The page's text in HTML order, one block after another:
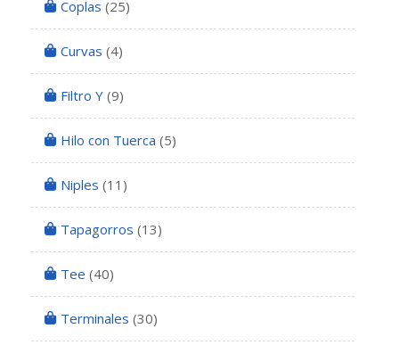
Coplas (25)
Curvas (4)
Filtro Y (9)
Hilo con Tuerca (5)
Niples (11)
Tapagorros (13)
Tee (40)
Terminales (30)